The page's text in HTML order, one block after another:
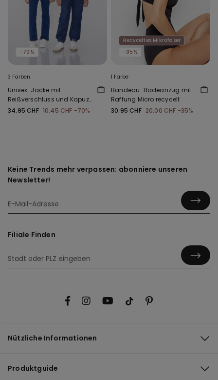
-70%
3 Farben
Unisex-Jacke mit
Reißverschluss und Kapuze
aus Funktionsgewebe für
34.95 CHF 10.45 CHF -70%
Recyceltes Mikrofaser
-35%
1 Farbe
Bandeau-Badeanzug mit
Raffung Micro recycelt
30.95 CHF 20.00 CHF -35%
Keine Trends mehr verpassen: abonniere unseren
Newsletter!
Filiale Finden
Nützliche Informationen
Produktguide